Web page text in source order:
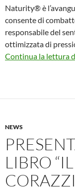
Naturity® è
consente di
responsabile del
ottimizzata di
Continua la lettura
NEWS
LIBRO